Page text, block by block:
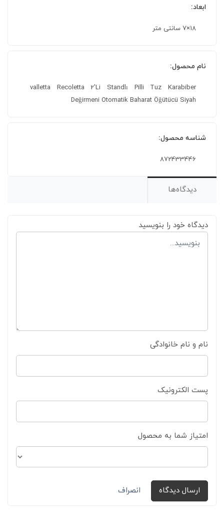
ابعاد:
18×7 سانتی متر
نام محصول:
valletta Recoletta 2'Li Standlı Pilli Tuz Karabiber
Değirmeni Otomatik Baharat Öğütücü Siyah
شناسه محصول:
872433446
دیدگاه‌ها
دیدگاه خود را بنویسید
نام و نام خانوادگی
پست الکترونیک
امتیاز شما به محصول
ارسال دیدگاه انصراف